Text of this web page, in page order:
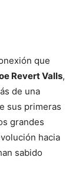
que
Revert Valls,
de una
sus primeras
grandes
hacia
sabido